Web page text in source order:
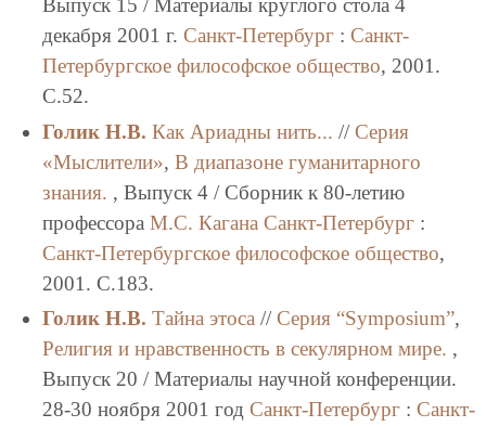
Выпуск 15 / Материалы круглого стола 4
декабря 2001 г. Санкт-Петербург: Санкт-
Петербургское философское общество, 2001.
C.52.
Голик Н.В. Как Ариадны нить... // Серия
«Мыслители», В диапазоне гуманитарного
знания. , Выпуск 4 / Сборник к 80-летию
профессора М.С. Кагана Санкт-Петербург:
Санкт-Петербургское философское общество,
2001. C.183.
Голик Н.В. Тайна этоса// Серия “Symposium”,
Религия и нравственность в секулярном мире. ,
Выпуск 20 / Материалы научной конференции.
28-30 ноября 2001 год Санкт-Петербург: Санкт-